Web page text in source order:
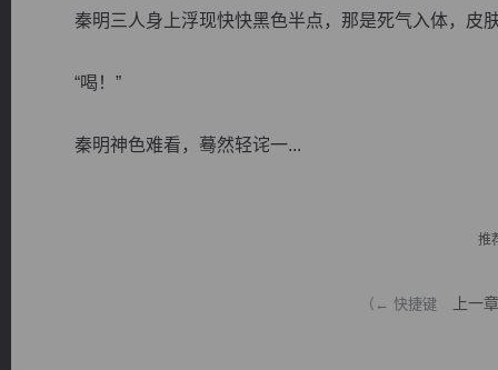
秦明三人身上浮现快快黑色半点，那是死气入体，皮
“喝！”
秦明神色难看，蓦然轻诧一...
推
（← 快捷键 上一章